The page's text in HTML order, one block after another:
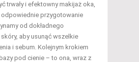
trwały i efektowny makijaż oka,
odpowiednie przygotowanie
od dokładnego
aby usunąć wszelkie
i sebum. Kolejnym krokiem
pod cienie – to ona, wraz z